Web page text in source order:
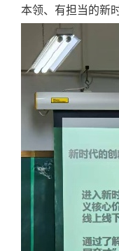
本领、有担当的新